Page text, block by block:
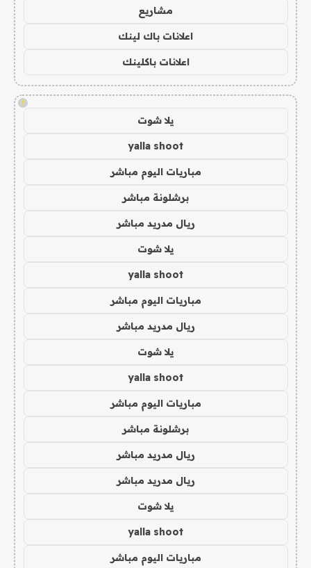
مشاريع
اعلانات باك لينك
اعلانات باكلينك
!
يلا شوت
yalla shoot
مباريات اليوم مباشر
برشلونة مباشر
ريال مدريد مباشر
يلا شوت
yalla shoot
مباريات اليوم مباشر
ريال مدريد مباشر
يلا شوت
yalla shoot
مباريات اليوم مباشر
برشلونة مباشر
ريال مدريد مباشر
ريال مدريد مباشر
يلا شوت
yalla shoot
مباريات اليوم مباشر